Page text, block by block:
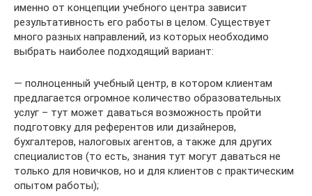
именно от концепции учебного центра зависит
результативность его работы в целом. Существует
много разных направлений, из которых необходимо
выбрать наиболее подходящий вариант:
— полноценный учебный центр, в котором клиентам
предлагается огромное количество образовательных
услуг – тут может даваться возможность пройти
подготовку для референтов или дизайнеров,
бухгалтеров, налоговых агентов, а также для других
специалистов (то есть, знания тут могут даваться не
только для новичков, но и для клиентов с практическим
опытом работы);